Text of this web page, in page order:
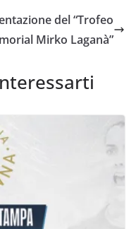
i
i
del “Trofeo
Mirko Laganà”